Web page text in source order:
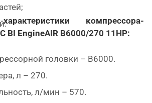
компрессора-
BI EngineAIR B6000/270 11HP:
головки – B6000.
л – 270.
л/мин – 570.